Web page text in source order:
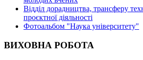
Відділ дорадництва, трансферу
проєктної діяльності
Фотоальбом "Наука університету"
ВИХОВНА РОБОТА